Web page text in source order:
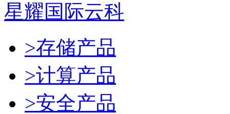
星耀国际云科
>存储产品
>计算产品
>安全产品